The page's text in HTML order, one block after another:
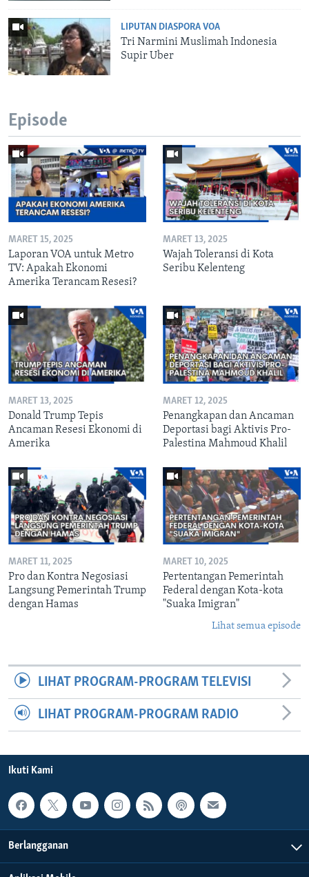
LIPUTAN DIASPORA VOA
Tri Narmini Muslimah Indonesia
Supir Uber
Episode
MARET 15, 2025
Laporan VOA untuk Metro
TV: Apakah Ekonomi
Amerika Terancam Resesi?
MARET 13, 2025
Wajah Toleransi di Kota
Seribu Kelenteng
MARET 13, 2025
Donald Trump Tepis
Ancaman Resesi Ekonomi di
Amerika
MARET 12, 2025
Penangkapan dan Ancaman
Deportasi bagi Aktivis Pro-
Palestina Mahmoud Khalil
MARET 11, 2025
Pro dan Kontra Negosiasi
Langsung Pemerintah Trump
dengan Hamas
MARET 10, 2025
Pertentangan Pemerintah
Federal dengan Kota-kota
"Suaka Imigran"
Lihat semua episode
LIHAT PROGRAM-PROGRAM TELEVISI
LIHAT PROGRAM-PROGRAM RADIO
Ikuti Kami
Berlangganan